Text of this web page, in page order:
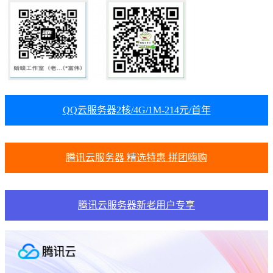
QQ云服务器2核/4G/1M-214元/首年
腾讯云服务器 精选特惠 拼团嗨购
腾讯云服务器新老用户专享